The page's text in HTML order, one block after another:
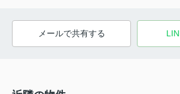
メールで共有する